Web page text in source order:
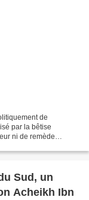
de
par la bêtise
ni de remède
Sud, un
Acheikh Ibn